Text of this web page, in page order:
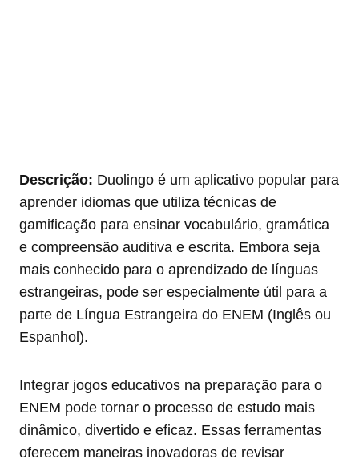
Descrição: Duolingo é um aplicativo popular para
aprender idiomas que utiliza técnicas de
gamificação para ensinar vocabulário, gramática
e compreensão auditiva e escrita. Embora seja
mais conhecido para o aprendizado de línguas
estrangeiras, pode ser especialmente útil para a
parte de Língua Estrangeira do ENEM (Inglês ou
Espanhol).
Integrar jogos educativos na preparação para o
ENEM pode tornar o processo de estudo mais
dinâmico, divertido e eficaz. Essas ferramentas
oferecem maneiras inovadoras de revisar